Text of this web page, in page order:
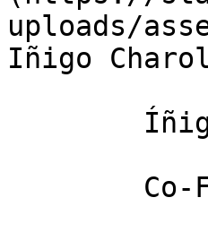
uploads/
Iñigo